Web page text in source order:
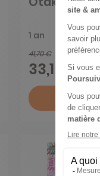
1 an
41,70 €
33,15 €
Ajouter